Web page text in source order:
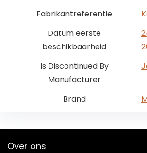
Fabrikantreferentie
Datum eerste
beschikbaarheid
Is Discontinued By
Manufacturer
Brand
Over ons